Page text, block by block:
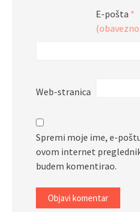
E-pošta *
Web-stranica
Spremi moje ime, e-
ovom internet
budem komentirao.